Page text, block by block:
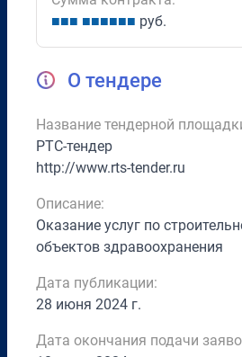
■■■ ■■■■■■ руб.
О тендере
Название тендерной
РТС-тендер
http://www.rts-tender.ru
Описание:
Оказание услуг по
объектов здравоохранения
Дата публикации:
28 июня 2024 г.
Дата окончания подачи